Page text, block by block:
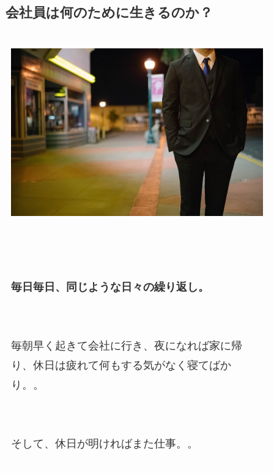
会社員は何のために生きるのか？
毎日毎日、同じような日々の繰り返し。
毎朝早く起きて会社に行き、夜になれば家に帰
り、休日は疲れて何もする気がなく寝てばか
り。。
そして、休日が明ければまた仕事。。